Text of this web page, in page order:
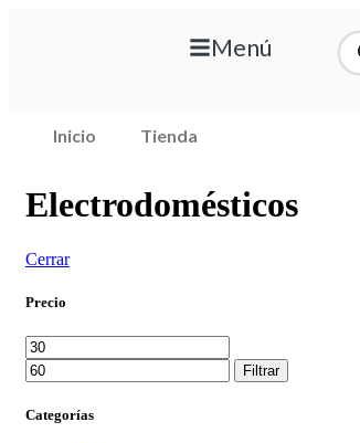
Menú
Inicio Tienda
Electrodomésticos
Cerrar
Precio
Filtrar
Categorías